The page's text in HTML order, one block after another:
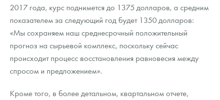
Жетоны "Необыкновенные обитатели глубин"
Русская нумизматика
Золотая карманная галерея
Наборы подарочных и коллекционных монет
Политика использования Cookies
Положение по обработке и защите персональных данных
2017 года, курс поднимется до 1375 долларов, а средним
показателем за следующий год будет 1350 долларов:
«Мы сохраняем наш среднесрочный положительный
прогноз на сырьевой комплекс, поскольку сейчас
происходит процесс восстановления равновесия между
спросом и предложением».
Кроме того, в более детальном, квартальном отчете,